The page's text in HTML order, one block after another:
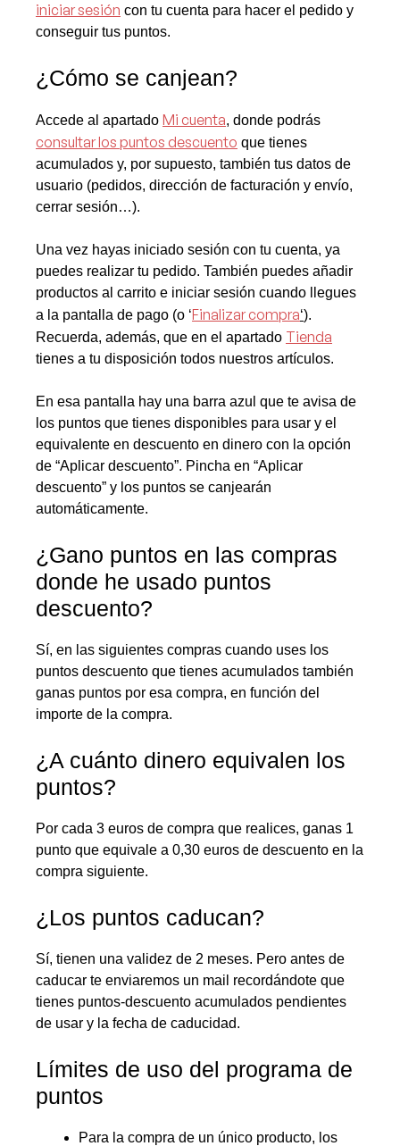
iniciar sesión con tu cuenta para hacer el pedido y
conseguir tus puntos.
¿Cómo se canjean?
Accede al apartado Mi cuenta, donde podrás
consultar los puntos descuento que tienes
acumulados y, por supuesto, también tus datos de
usuario (pedidos, dirección de facturación y envío,
cerrar sesión…).
Una vez hayas iniciado sesión con tu cuenta, ya
puedes realizar tu pedido. También puedes añadir
productos al carrito e iniciar sesión cuando llegues
a la pantalla de pago (o ‘Finalizar compra‘).
Recuerda, además, que en el apartado Tienda
tienes a tu disposición todos nuestros artículos.
En esa pantalla hay una barra azul que te avisa de
los puntos que tienes disponibles para usar y el
equivalente en descuento en dinero con la opción
de “Aplicar descuento”. Pincha en “Aplicar
descuento” y los puntos se canjearán
automáticamente.
¿Gano puntos en las compras
donde he usado puntos
descuento?
Sí, en las siguientes compras cuando uses los
puntos descuento que tienes acumulados también
ganas puntos por esa compra, en función del
importe de la compra.
¿A cuánto dinero equivalen los
puntos?
Por cada 3 euros de compra que realices, ganas 1
punto que equivale a 0,30 euros de descuento en la
compra siguiente.
¿Los puntos caducan?
Sí, tienen una validez de 2 meses. Pero antes de
caducar te enviaremos un mail recordándote que
tienes puntos-descuento acumulados pendientes
de usar y la fecha de caducidad.
Límites de uso del programa de
puntos
Para la compra de un único producto, los